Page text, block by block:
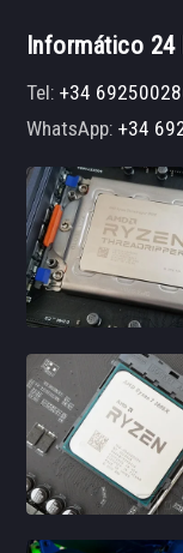
Informático 24
Tel:+34
WhatsApp:+34